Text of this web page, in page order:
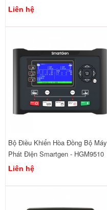
Liên hệ
Bộ Điều Khiển Hòa Đồng Bộ Máy
Phát Điện Smartgen - HGM9510
Liên hệ